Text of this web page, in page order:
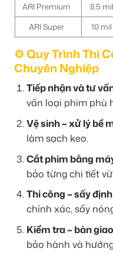
ARI Premium
8.5 mil
ARI Super
10 mil
⚙️ Quy Trình Thi
Chuyên Nghiệp
Tiếp nhận và tư
vấn loại phim phù
Vệ sinh – xử lý bề
làm sạch keo.
Cắt phim bằng
bảo từng chi tiết
Thi công – sấy
chính xác, sấy
Kiểm tra – bàn
bảo hành và